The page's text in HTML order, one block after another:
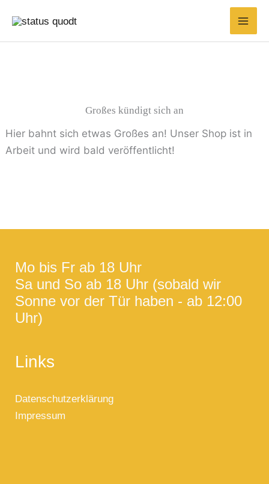
Inhalt
springen
Großes kündigt sich an
Hier bahnt sich etwas Großes an! Unser Shop ist in
Arbeit und wird bald veröffentlicht!
Mo bis Fr ab 18 Uhr
Sa und So ab 18 Uhr (sobald wir
Sonne vor der Tür haben - ab 12:00
Uhr)
Links
Datenschutzerklärung
Impressum
nach:
Preis